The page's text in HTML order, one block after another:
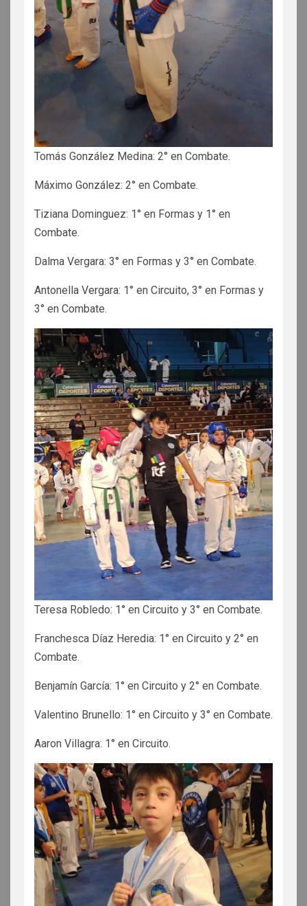
Tomás González Medina: 2° en Combate.
Máximo González: 2° en Combate.
Tiziana Dominguez: 1° en Formas y 1° en
Combate.
Dalma Vergara: 3° en Formas y 3° en Combate.
Antonella Vergara: 1° en Circuito, 3° en Formas y
3° en Combate.
Teresa Robledo: 1° en Circuito y 3° en Combate.
Franchesca Díaz Heredia: 1° en Circuito y 2° en
Combate.
Benjamín García: 1° en Circuito y 2° en Combate.
Valentino Brunello: 1° en Circuito y 3° en Combate.
Aaron Villagra: 1° en Circuito.